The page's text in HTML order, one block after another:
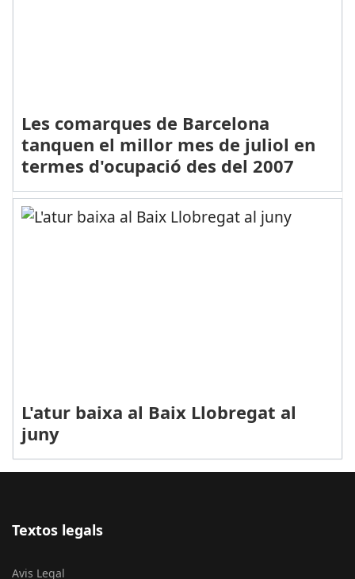
Les comarques de Barcelona
tanquen el millor mes de juliol en
termes d'ocupació des del 2007
L'atur baixa al Baix Llobregat al
juny
Textos legals
Avis Legal